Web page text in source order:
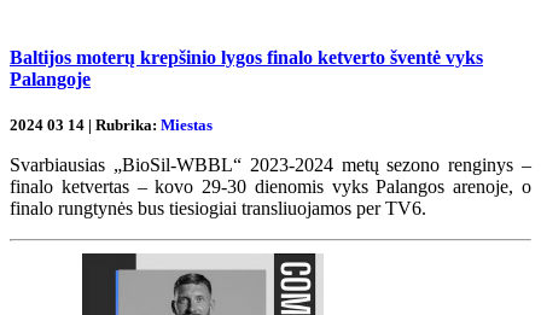
Baltijos moterų krepšinio lygos finalo ketverto šventė vyks
Palangoje
2024 03 14 | Rubrika: Miestas
Svarbiausias „BioSil-WBBL“ 2023-2024 metų sezono renginys –
finalo ketvertas – kovo 29-30 dienomis vyks Palangos arenoje, o
finalo rungtynės bus tiesiogiai transliuojamos per TV6.